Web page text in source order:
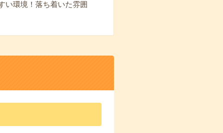
い環境！落ち着いた雰囲